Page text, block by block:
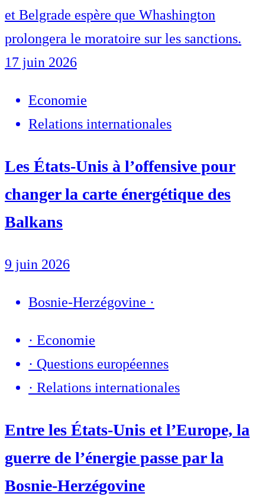
et Belgrade espère que Whashington
prolongera le moratoire sur les sanctions.
17 juin 2026
Economie
Relations internationales
Les États-Unis à l’offensive pour
changer la carte énergétique des
Balkans
9 juin 2026
Bosnie-Herzégovine ·
· Economie
· Questions européennes
· Relations internationales
Entre les États-Unis et l’Europe, la
guerre de l’énergie passe par la
Bosnie-Herzégovine